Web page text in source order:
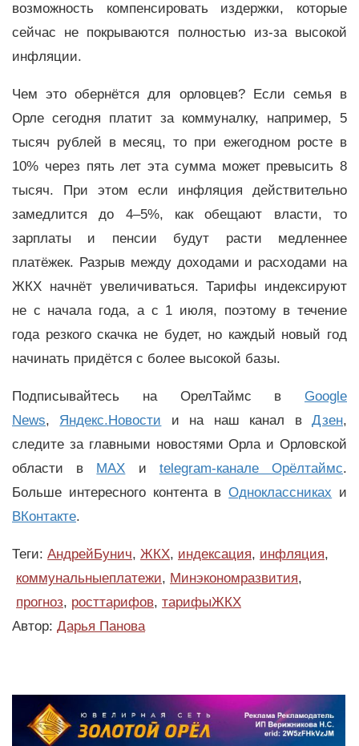
возможность компенсировать издержки, которые
сейчас не покрываются полностью из-за высокой
инфляции.
Чем это обернётся для орловцев? Если семья в
Орле сегодня платит за коммуналку, например, 5
тысяч рублей в месяц, то при ежегодном росте в
10% через пять лет эта сумма может превысить 8
тысяч. При этом если инфляция действительно
замедлится до 4–5%, как обещают власти, то
зарплаты и пенсии будут расти медленнее
платёжек. Разрыв между доходами и расходами на
ЖКХ начнёт увеличиваться. Тарифы индексируют
не с начала года, а с 1 июля, поэтому в течение
года резкого скачка не будет, но каждый новый год
начинать придётся с более высокой базы.
Подписывайтесь на ОрелТаймс в Google
News, Яндекс.Новости и на наш канал вДзен,
следите за главными новостями Орла и Орловской
области в MAX и telegram-канале Орёлтаймс.
Больше интересного контента вОдноклассниках и
ВКонтакте.
Теги: АндрейБунич, ЖКХ, индексация, инфляция,
коммунальныеплатежи, Минэкономразвития,
прогноз, росттарифов, тарифыЖКХ
Автор: Дарья Панова